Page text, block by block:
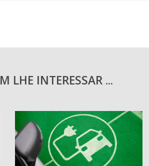
LHE INTERESSAR ...